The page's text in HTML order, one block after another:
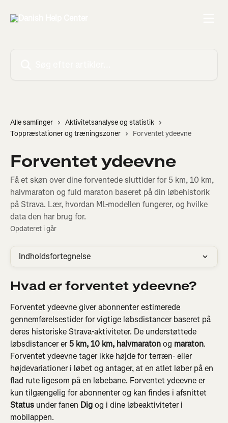
Alle samlinger
Aktivitetsanalyse og statistik
Toppræstationer og træningszoner
Forventet ydeevne
Forventet ydeevne
Få et skøn over dine forventede sluttider for 5 km, 10 km,
halvmaraton og fuld maraton baseret på din løbehistorik
på Strava. Lær, hvordan ML-modellen fungerer, og hvilke
data den har brug for.
Opdateret i går
Indholdsfortegnelse
Hvad er forventet ydeevne?
Forventet ydeevne giver abonnenter estimerede
gennemførelsestider for vigtige løbsdistancer baseret på
deres historiske Strava-aktiviteter. De understøttede
løbsdistancer er 5 km, 10 km, halvmaraton og maraton.
Forventet ydeevne tager ikke højde for terræn- eller
højdevariationer i løbet og antager, at en atlet løber på en
flad rute ligesom på en løbebane. Forventet ydeevne er
kun tilgængelig for abonnenter og kan findes i afsnittet
Status under fanen Dig og i dine løbeaktiviteter i
mobilappen.